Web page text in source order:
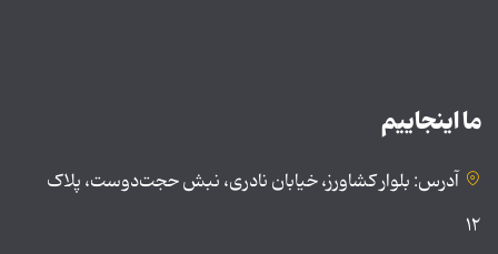
ما اینجاییم
آدرس: بلوار کشاورز، خیابان نادری، نبش حجت‌دوست، پلاک
۱۲